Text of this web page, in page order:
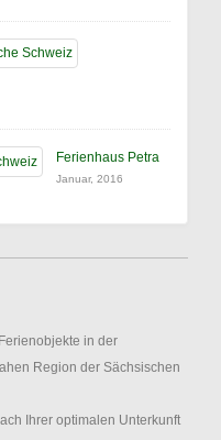
Ferienhaus Petra
Januar, 2016
in der
Region der Sächsischen
Ihrer optimalen Unterkunft